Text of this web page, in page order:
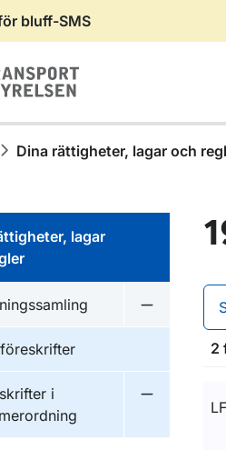
bluff-SMS
Dina rättigheter, lagar och
lagar
i
2